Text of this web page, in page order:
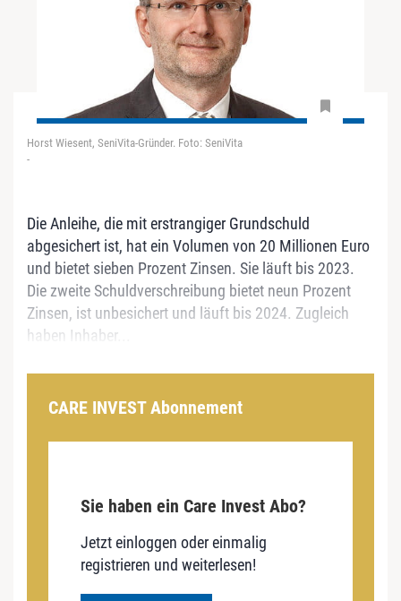
Horst Wiesent, SeniVita-Gründer. Foto: SeniVita
-
Die Anleihe, die mit erstrangiger Grundschuld
abgesichert ist, hat ein Volumen von 20 Millionen Euro
und bietet sieben Prozent Zinsen. Sie läuft bis 2023.
Die zweite Schuldverschreibung bietet neun Prozent
Zinsen, ist unbesichert und läuft bis 2024. Zugleich
haben Inhaber...
CARE INVEST Abonnement
Sie haben ein Care Invest Abo?
Jetzt einloggen oder einmalig
registrieren und weiterlesen!